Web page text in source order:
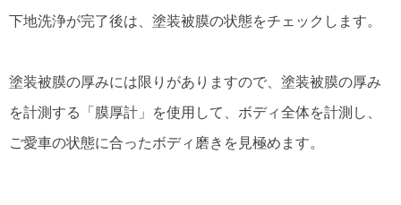
下地洗浄が完了後は、塗装被膜の状態をチェックします。
塗装被膜の厚みには限りがありますので、塗装被膜の厚み
を計測する「膜厚計」を使用して、ボディ全体を計測し、
ご愛車の状態に合ったボディ磨きを見極めます。